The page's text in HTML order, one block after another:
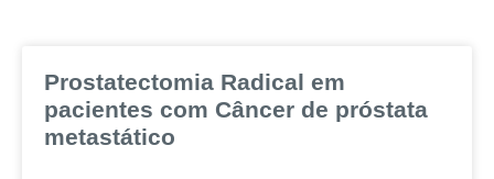
Prostatectomia Radical em
pacientes com Câncer de próstata
metastático